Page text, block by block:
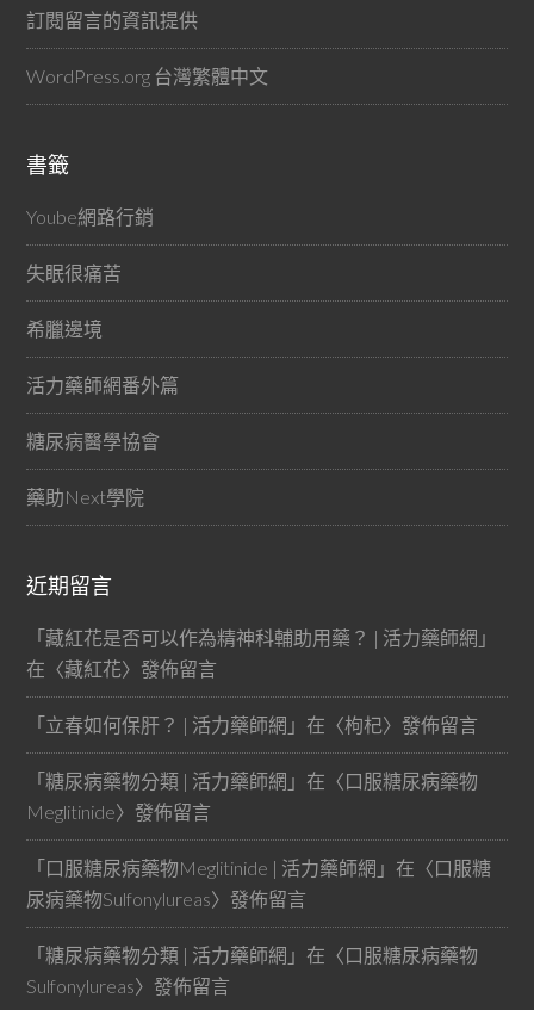
訂閱留言的資訊提供
WordPress.org 台灣繁體中文
書籤
Yoube網路行銷
失眠很痛苦
希臘邊境
活力藥師網番外篇
糖尿病醫學協會
藥助Next學院
近期留言
「藏紅花是否可以作為精神科輔助用藥？ | 活力藥師網 」
在〈藏紅花〉發佈留言
「立春如何保肝？ | 活力藥師網 」在〈枸杞〉發佈留言
「糖尿病藥物分類 | 活力藥師網 」在〈口服糖尿病藥物
Meglitinide〉發佈留言
「口服糖尿病藥物Meglitinide | 活力藥師網 」在〈口服糖
尿病藥物Sulfonylureas〉發佈留言
「糖尿病藥物分類 | 活力藥師網 」在〈口服糖尿病藥物
Sulfonylureas〉發佈留言